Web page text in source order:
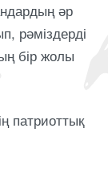
әр
рәміздерді
бір жолы
патриоттық